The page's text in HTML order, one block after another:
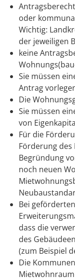
oder
Wichtig:
der jeweiligen
keine
Sie müssen
Antrag
Die
Sie müssen
von
Für die
Förderung
Begründung
noch neuen
Bei
dass die
des
(zum Beispiel
Die